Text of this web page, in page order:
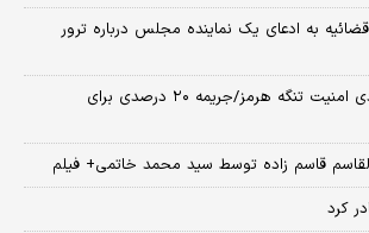
به ادعای یک نماینده مجلس درباره ترور
جزئیاتی از طرح راهبردی امنیت تنگه هرمز/جریمه ۲۰ درصدی برای
قاسم زاده توسط سید محمد خاتمی+ فیلم
کرد